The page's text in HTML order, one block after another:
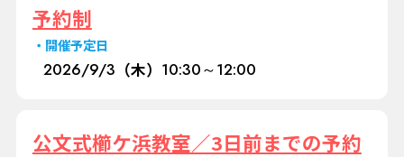
予約制
開催予定日
2026/9/3 （木） 10:30～12:00
公文式櫛ケ浜教室／3日前までの予約